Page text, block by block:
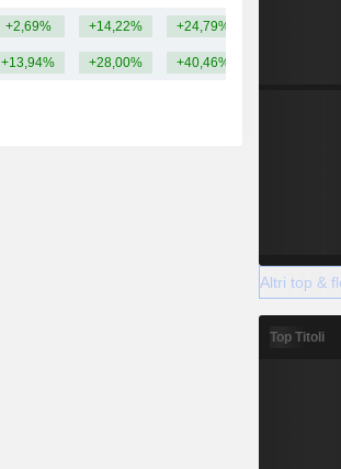
+2,69% +14,22% +24,79%
+13,94% +28,00% +40,46%
Altri top &
Top Titoli